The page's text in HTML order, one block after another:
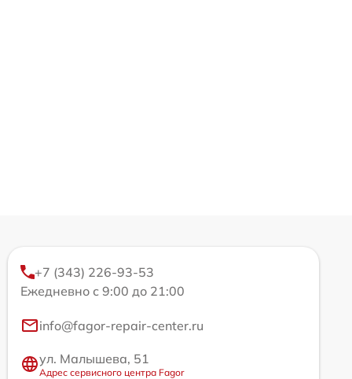
+7 (343) 226-93-53
Ежедневно с 9:00 до 21:00
info@fagor-repair-center.ru
ул. Малышева, 51
Адрес сервисного центра Fagor